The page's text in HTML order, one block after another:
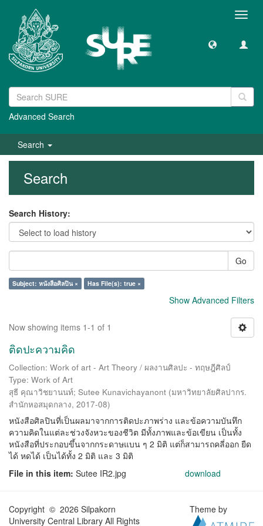
Advanced Search
Search
Search
Search History:
Go
Subject: หนังสือศิลปิน × Has File(s): true ×
Show Advanced Filters
Now showing items 1-1 of 1
ติดปะความคิด
Collection: Work of art - Art Theory / ผลงานศิลปะ - ทฤษฎีศิลป์
Type: Work of Art
สุธี คุณาวิชยานนท์; Sutee Kunavichayanont (มหาวิทยาลัยศิลปากร.
สำนักหอสมุดกลาง, 2017-08)
หนังสือศิลปินที่เป็นผลมาจากการติดปะภาพร่าง และข้อความบันทึก
ความคิดในแต่ละช่วงจังหวะของชีวิต มีทั้งภาพและข้อเขียน เป็นทั้ง
หนังสือที่ประกอบขึ้นจากกระดาษแบน ๆ 2 มิติ แต่ก็สามารถคลี่ออก ยืด
ได้ หดได้ เป็นได้ทั้ง 2 มิติ และ 3 มิติ
File in this item: Sutee IR2.jpg download
Copyright © 2026 Silpakorn
University Central Library All Rights
Theme by